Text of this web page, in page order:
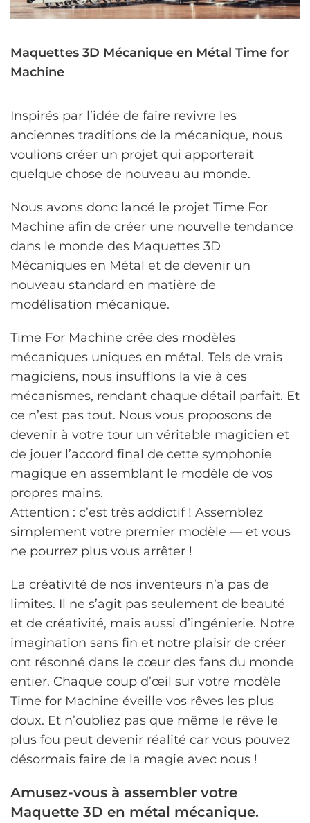
Maquettes 3D Mécanique en Métal Time for
Machine
Inspirés par l’idée de faire revivre les
anciennes traditions de la mécanique, nous
voulions créer un projet qui apporterait
quelque chose de nouveau au monde.
Nous avons donc lancé le projet Time For
Machine afin de créer une nouvelle tendance
dans le monde des Maquettes 3D
Mécaniques en Métal et de devenir un
nouveau standard en matière de
modélisation mécanique.
Time For Machine crée des modèles
mécaniques uniques en métal. Tels de vrais
magiciens, nous insufflons la vie à ces
mécanismes, rendant chaque détail parfait. Et
ce n’est pas tout. Nous vous proposons de
devenir à votre tour un véritable magicien et
de jouer l’accord final de cette symphonie
magique en assemblant le modèle de vos
propres mains.
Attention : c’est très addictif ! Assemblez
simplement votre premier modèle — et vous
ne pourrez plus vous arrêter !
La créativité de nos inventeurs n’a pas de
limites. Il ne s’agit pas seulement de beauté
et de créativité, mais aussi d’ingénierie. Notre
imagination sans fin et notre plaisir de créer
ont résonné dans le cœur des fans du monde
entier. Chaque coup d’œil sur votre modèle
Time for Machine éveille vos rêves les plus
doux. Et n’oubliez pas que même le rêve le
plus fou peut devenir réalité car vous pouvez
désormais faire de la magie avec nous !
Amusez-vous à assembler votre
Maquette 3D en métal mécanique.